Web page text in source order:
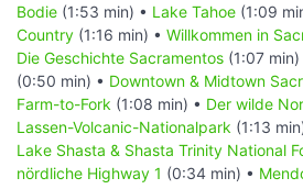
Bodie (1:53 min) • Lake Tahoe (1:09
Country (1:16 min) • Willkommen in
Die Geschichte Sacramentos (1:07 min)
(0:50 min) • Downtown & Midtown
Farm-to-Fork (1:08 min) • Der wilde
Lassen-Volcanic-Nationalpark (1:13
Lake Shasta & Shasta Trinity National
nördliche Highway 1 (0:34 min) •